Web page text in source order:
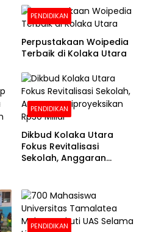
Foto Putrinya Perlihatkan
Ijazah
PENDIDIKAN
Perpustakaan Woipedia
Terbaik di Kolaka Utara
PENDIDIKAN
Dikbud Kolaka Utara
Fokus Revitalisasi
Sekolah, Anggaran
PENDIDIKAN